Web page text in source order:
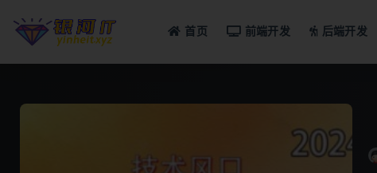
首页 前端开发 后端开发